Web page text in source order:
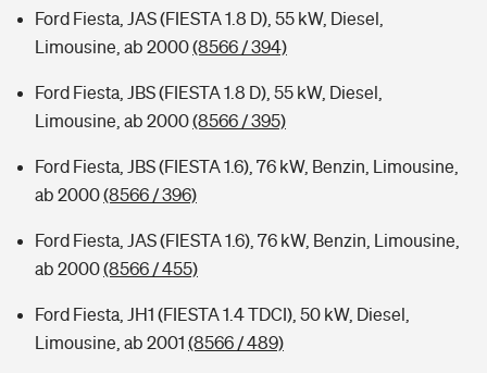
Ford Fiesta, JAS (FIESTA 1.8 D), 55 kW, Diesel,
Limousine, ab 2000(8566 / 394)
Ford Fiesta, JBS (FIESTA 1.8 D), 55 kW, Diesel,
Limousine, ab 2000(8566 / 395)
Ford Fiesta, JBS (FIESTA 1.6), 76 kW, Benzin, Limousine,
ab 2000(8566 / 396)
Ford Fiesta, JAS (FIESTA 1.6), 76 kW, Benzin, Limousine,
ab 2000(8566 / 455)
Ford Fiesta, JH1 (FIESTA 1.4 TDCI), 50 kW, Diesel,
Limousine, ab 2001 (8566 / 489)